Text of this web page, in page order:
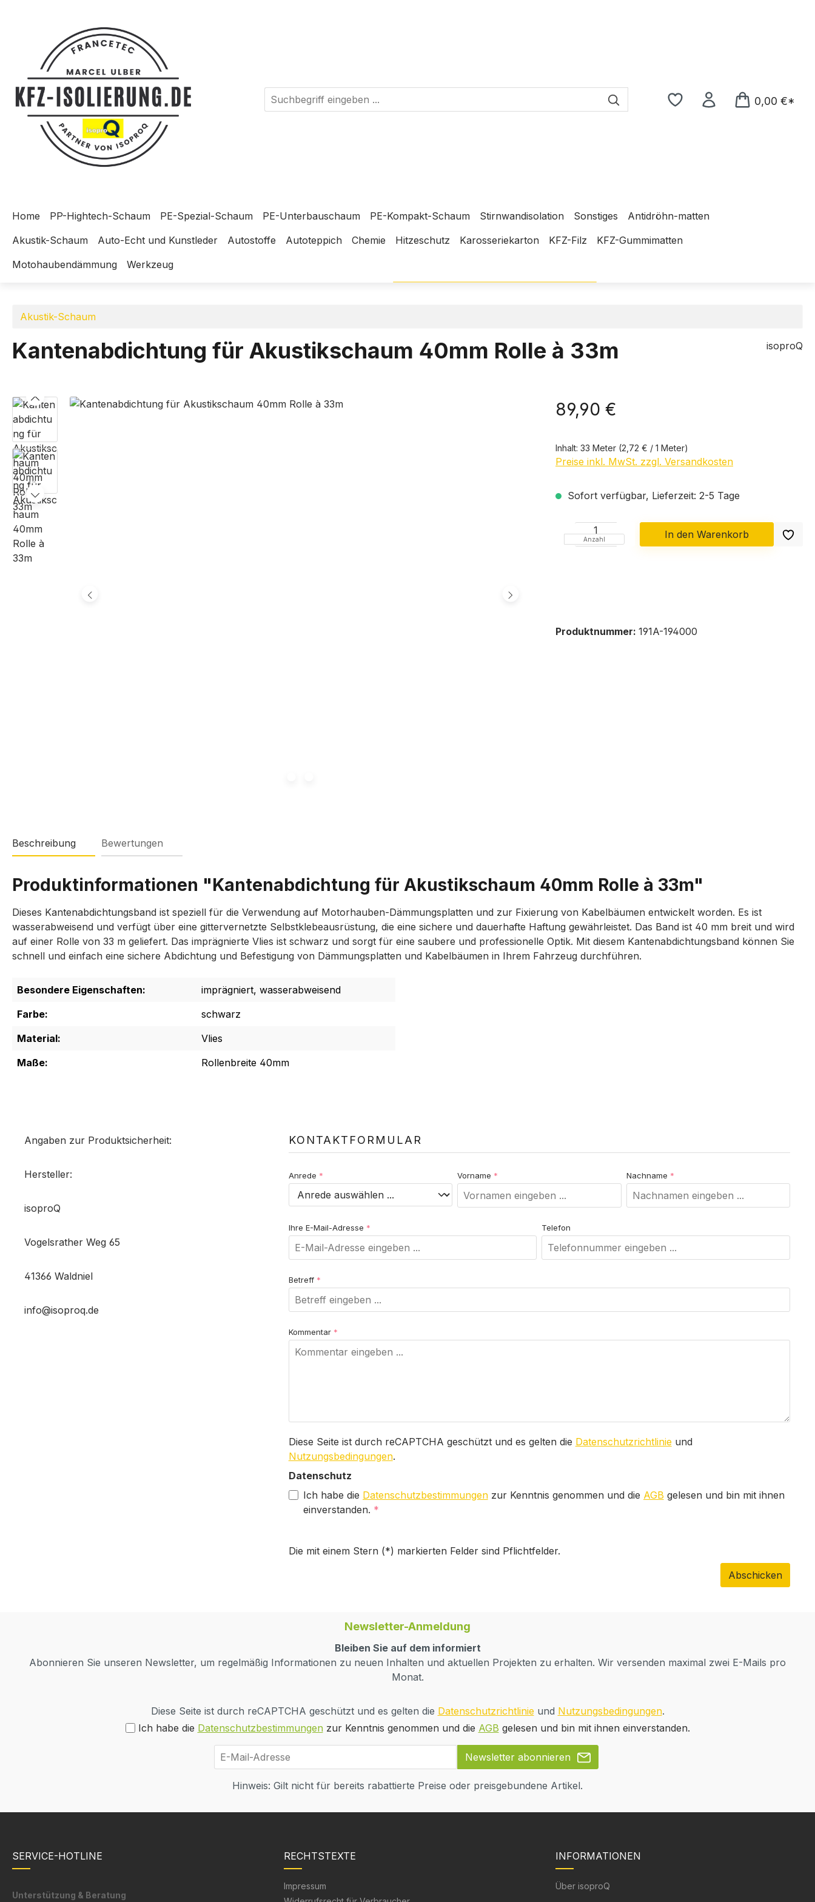
0,00 €*
Home PP-Hightech-Schaum PE-Spezial-Schaum PE-Unterbauschaum PE-Kompakt-Schaum Stirnwandisolation Sonstiges
Antidröhn-matten
Akustik-Schaum
Auto-Echt und Kunstleder Autostoffe Autoteppich Chemie Hitzeschutz Karosseriekarton KFZ-Filz
KFZ-Gummimatten
Motohaubendämmung
Werkzeug
Akustik-Schaum
Kantenabdichtung für Akustikschaum 40mm Rolle à 33m isoproQ
Bildergalerie überspringen 89,90 €
Inhalt: 33 Meter (2,72 € / 1 Meter)
Preise inkl. MwSt. zzgl. Versandkosten
Sofort verfügbar, Lieferzeit: 2-5 Tage
Anzahl In den Warenkorb
Produktnummer: 191A-194000
Beschreibung Bewertungen
Produktinformationen "Kantenabdichtung für Akustikschaum 40mm Rolle à 33m"
Dieses Kantenabdichtungsband ist speziell für die Verwendung auf Motorhauben-Dämmungsplatten und zur Fixierung von Kabelbäumen entwickelt worden. Es ist
wasserabweisend und verfügt über eine gittervernetzte Selbstklebeausrüstung, die eine sichere und dauerhafte Haftung gewährleistet. Das Band ist 40 mm breit und wird
auf einer Rolle von 33 m geliefert. Das imprägnierte Vlies ist schwarz und sorgt für eine saubere und professionelle Optik. Mit diesem Kantenabdichtungsband können Sie
schnell und einfach eine sichere Abdichtung und Befestigung von Dämmungsplatten und Kabelbäumen in Ihrem Fahrzeug durchführen.
Besondere Eigenschaften:
imprägniert, wasserabweisend
Farbe:
schwarz
Material:
Vlies
Maße:
Rollenbreite 40mm
Keine Bewertungen gefunden. Teilen Sie Ihre Erfahrungen mit anderen.
Angaben zur Produktsicherheit:
Hersteller:
isoproQ
Vogelsrather Weg 65
41366 Waldniel
info@isoproq.de
KONTAKTFORMULAR
Anrede * Vorname * Nachname *
Ihre E-Mail-Adresse * Telefon
Betreff *
Kommentar *
Diese Seite ist durch reCAPTCHA geschützt und es gelten die Datenschutzrichtlinieund
Nutzungsbedingungen.
Datenschutz
Ich habe die Datenschutzbestimmungenzur Kenntnis genommen und die AGB gelesen und bin mit ihnen
einverstanden. *
Die mit einem Stern (*) markierten Felder sind Pflichtfelder.
Abschicken
Newsletter-Anmeldung
Bleiben Sie auf dem informiert
Abonnieren Sie unseren Newsletter, um regelmäßig Informationen zu neuen Inhalten und aktuellen Projekten zu erhalten. Wir versenden maximal zwei E-Mails pro
Monat.
Diese Seite ist durch reCAPTCHA geschützt und es gelten die Datenschutzrichtlinieund Nutzungsbedingungen.
Ich habe die Datenschutzbestimmungenzur Kenntnis genommen und die AGB gelesen und bin mit ihnen einverstanden.
Newsletter abonnieren
Hinweis: Gilt nicht für bereits rabattierte Preise oder preisgebundene Artikel.
SERVICE-HOTLINE
Unterstützung & Beratung
RECHTSTEXTE
Impressum
INFORMATIONEN
Über isoproQ